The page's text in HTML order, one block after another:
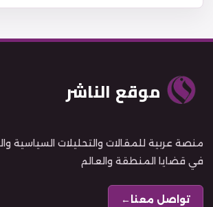
موقع الناشر
منصة عربية للمقالات والتحليلات السياسية
في قضايا المنطقة والعالم
تواصل معنا ←